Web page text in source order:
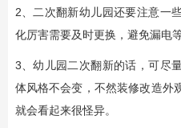
2、二次翻新幼儿园还要注意一
化厉害需要及时更换，避免漏电等
3、幼儿园二次翻新的话，可尽
体风格不会变，不然装修改造外
就会看起来很怪异。